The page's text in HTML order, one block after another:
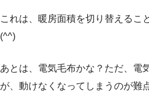
これは、暖房面積を切り替えるこ
(^^)
あとは、電気毛布かな？ただ、電
が、動けなくなってしまうのが難